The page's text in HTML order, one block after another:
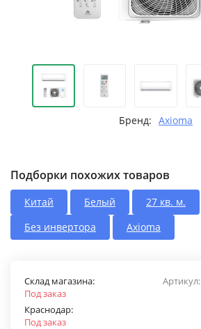
Бренд: Axioma
Подборки похожих товаров
Китай Белый
27 кв. м.
Без инвертора
Axioma
Артикул:
Склад магазина:
Под заказ
Краснодар:
Под заказ